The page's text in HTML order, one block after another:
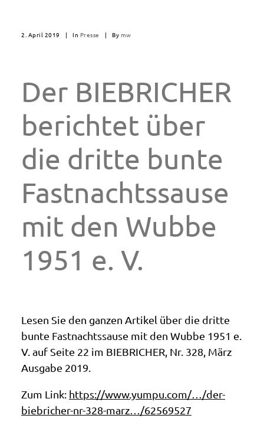
2. April 2019 | In Presse | By mw
Der BIEBRICHER
berichtet über
die dritte bunte
Fastnachtssause
mit den Wubbe
1951 e. V.
Lesen Sie den ganzen Artikel über die dritte
bunte Fastnachtssause mit den Wubbe 1951 e.
V. auf Seite 22 im BIEBRICHER, Nr. 328, März
Ausgabe 2019.
Zum Link: https://www.yumpu.com/…/der-
biebricher-nr-328-marz…/62569527